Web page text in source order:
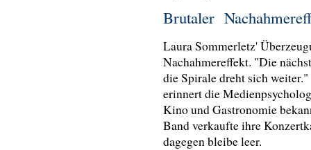
Brutaler
Laura Sommerletz'
Nachahmereffekt. "Die
die Spirale dreht sich
erinnert die
Kino und Gastronomie
Band verkaufte ihre
dagegen bleibe leer.